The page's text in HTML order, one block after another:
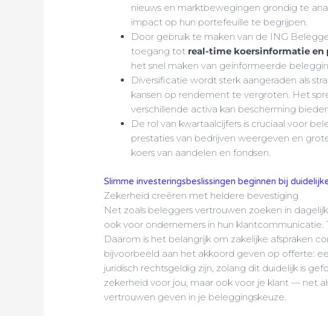
nieuws en marktbewegingen grondig te
impact op hun portefeuille te begrijpen.
Door gebruik te maken van de ING
toegang tot real-time koersinformatie en
het snel maken van geïnformeerde
Diversificatie wordt sterk aangeraden als
kansen op rendement te vergroten. Het
verschillende activa kan bescherming
De rol van kwartaalcijfers is cruciaal voor
prestaties van bedrijven weergeven en
koers van aandelen en fondsen.
Slimme investeringsbeslissingen beginnen bij
Zekerheid creëren met heldere bevestiging
Net zoals beleggers vertrouwen zoeken in
ook voor ondernemers in hun klantcommunicatie.
Daarom is het belangrijk om zakelijke afspraken
bijvoorbeeld aan het akkoord geven op offerte:
juridisch rechtsgeldig zijn, zolang dit duidelijk is
zekerheid voor jou, maar ook voor je klant — net
vertrouwen geven in je beleggingskeuze.